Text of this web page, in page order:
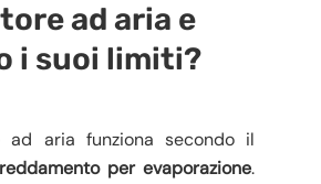
ad aria e
i suoi limiti?
ad aria funziona secondo il
per evaporazione.